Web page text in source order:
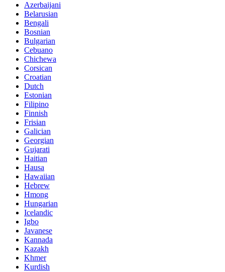
Azerbaijani
Belarusian
Bengali
Bosnian
Bulgarian
Cebuano
Chichewa
Corsican
Croatian
Dutch
Estonian
Filipino
Finnish
Frisian
Galician
Georgian
Gujarati
Haitian
Hausa
Hawaiian
Hebrew
Hmong
Hungarian
Icelandic
Igbo
Javanese
Kannada
Kazakh
Khmer
Kurdish